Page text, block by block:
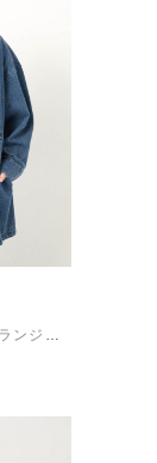
【9月下旬納期】J2189 ブランジェジャケット